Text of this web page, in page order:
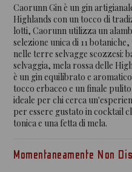
Caorunn Gin è un gin
Highlands con un tocco di
lotti, Caorunn utilizza un
selezione unica di 11
nelle terre selvagge scozzesi:
selvaggia, mela rossa delle
è un gin equilibrato e
tocco erbaceo e un finale
ideale per chi cerca
per essere gustato in cocktail
tonica e una fetta di mela.
Momentaneamente Non